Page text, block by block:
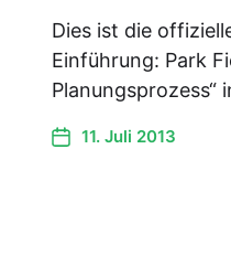
Dies ist die
Einführung: Park
11. Juli 2013